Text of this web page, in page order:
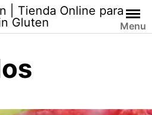
| Tienda Online para
Gluten
Menu